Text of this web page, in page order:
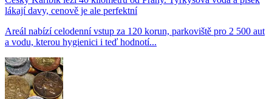
lákají davy, cenově je ale perfektní
Areál nabízí celodenní vstup za 120 korun, parkoviště pro 2 500 aut
a vodu, kterou hygienici i teď hodnotí...